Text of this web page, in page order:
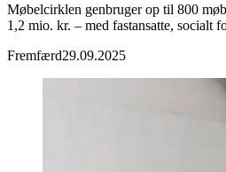
Møbelcirklen genbruger op til 800
1,2 mio. kr. – med fastansatte, socialt
Fremfærd29.09.2025